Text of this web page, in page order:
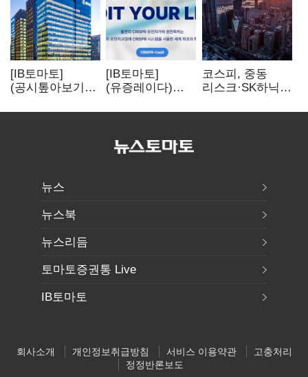
[IB토마토]
(공시톺아보기)
바로 매출로
[IB토마토]
(유증레이다)
3분의 1 토막…
비용부터 챙긴다
코스피, 중동
리스크·SK하닉
뒷걸음
뉴스
뉴스북
뉴스리듬
토마토증권통 Live
IB토마토
회사소개 개인정보취급방침 서비스 이용약관
고충처리
정정반론보도